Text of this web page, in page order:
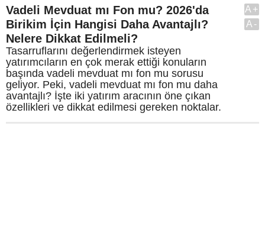
Vadeli Mevduat mı Fon mu? 2026'da
Birikim İçin Hangisi Daha Avantajlı?
Nelere Dikkat Edilmeli?
Tasarruflarını değerlendirmek isteyen
yatırımcıların en çok merak ettiği konuların
başında vadeli mevduat mı fon mu sorusu
geliyor. Peki, vadeli mevduat mı fon mu daha
avantajlı? İşte iki yatırım aracının öne çıkan
özellikleri ve dikkat edilmesi gereken noktalar.
A+
A-